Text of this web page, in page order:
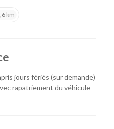
agence vous accompagne
à son implantation au sein
chantier, pour un gain de
km
jours fériés (sur demande)
rapatriement du véhicule